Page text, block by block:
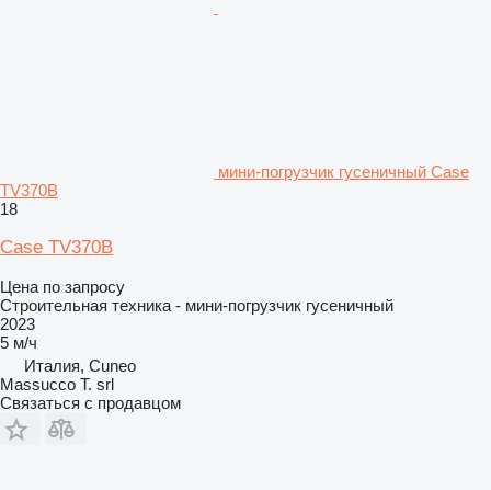
мини-погрузчик гусеничный Case
TV370B
18
Case TV370B
Цена по запросу
Строительная техника - мини-погрузчик гусеничный
2023
5 м/ч
Италия, Cuneo
Massucco T. srl
Связаться с продавцом